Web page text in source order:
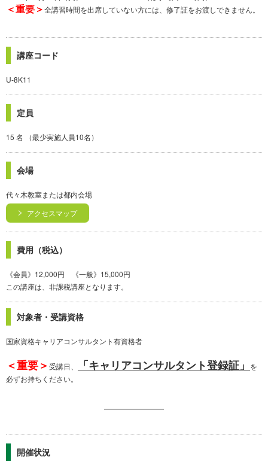
＜重要＞全講習時間を出席していない方には、修了証をお渡しできません。
講座コード
U-8K11
定員
15 名 （最少実施人員10名）
会場
代々木教室または都内会場
アクセスマップ
費用（税込）
《会員》12,000円 《一般》15,000円
この講座は、非課税講座となります。
対象者・受講資格
国家資格キャリアコンサルタント有資格者
＜重要＞受講日、 「キャリアコンサルタント登録証」
を
必ずお持ちください。
開催状況